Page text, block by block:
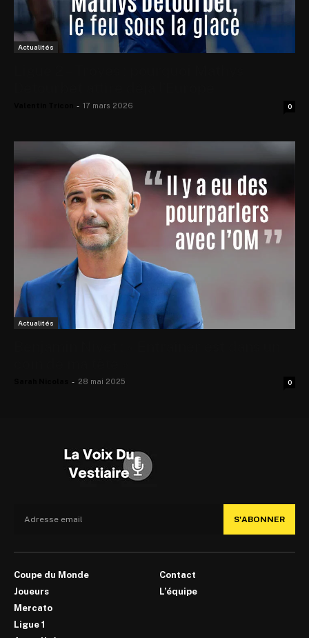
Actualités
- 17 mars 2026 0
Actualités
- 28 mai 2025 0
S'ABONNER
Coupe du Monde
Joueurs
Mercato
Ligue 1
Contact
L’équipe